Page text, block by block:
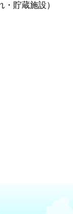
・貯蔵施設）